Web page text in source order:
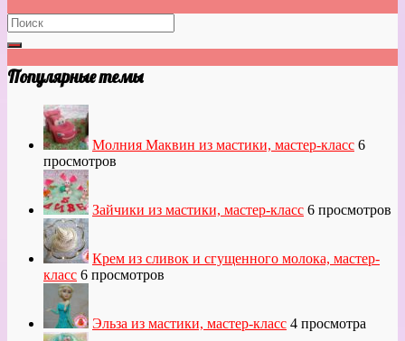
Популярные темы
Молния Маквин из мастики, мастер-класс 6
просмотров
Зайчики из мастики, мастер-класс 6 просмотров
Крем из сливок и сгущенного молока, мастер-
класс 6 просмотров
Эльза из мастики, мастер-класс 4 просмотра